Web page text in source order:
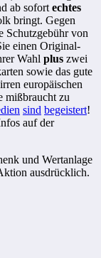
ab sofort echtes
bringt. Gegen
Schutzgebühr von
einen Original-
Wahl plus zwei
sowie das gute
europäischen
mißbraucht zu
sind begeistert!
auf der
und Wertanlage
ausdrücklich.